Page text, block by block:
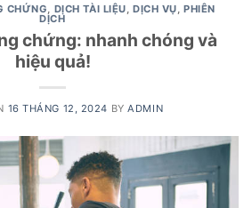
CHỨNG, DỊCH TÀI LIỆU, DỊCH VỤ,PHIÊN
DỊCH
chứng: nhanh chóng và
hiệu quả!
16 THÁNG 12, 2024 BYADMIN